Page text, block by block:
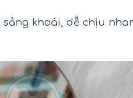
sảng khoái, dễ chịu